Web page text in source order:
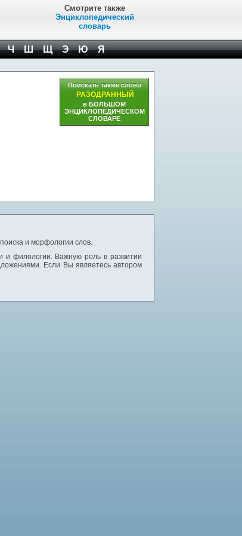
Смотрите также
Энциклопедический
словарь
Ч Ш Щ Э Ю Я
Поискать также слово
РАЗОДРАННЫЙ
в БОЛЬШОМ
ЭНЦИКЛОПЕДИЧЕСКОМ
СЛОВАРЕ
и морфологии слов.
и филологии. Важную роль в развитии
Если Вы являетесь автором